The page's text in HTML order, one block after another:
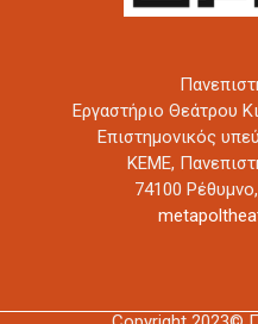
Εργαστήριο Θεάτρου
Επιστημονικός
ΚΕΜΕ,
74100 Ρέθυμνο,